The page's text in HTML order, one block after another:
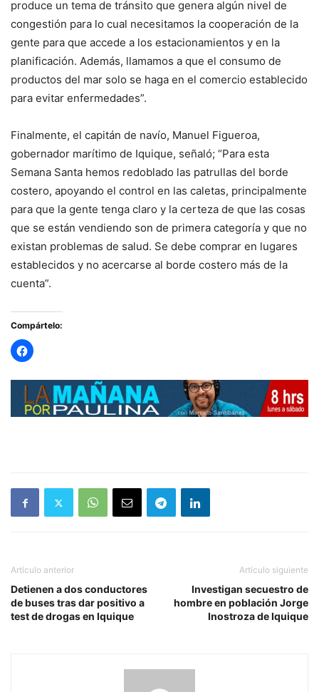
produce un tema de tránsito que genera algún nivel de
congestión para lo cual necesitamos la cooperación de la
gente para que accede a los estacionamientos y en la
planificación. Además, llamamos a que el consumo de
productos del mar solo se haga en el comercio establecido
para evitar enfermedades”.
Finalmente, el capitán de navío, Manuel Figueroa,
gobernador marítimo de Iquique, señaló; “Para esta
Semana Santa hemos redoblado las patrullas del borde
costero, apoyando el control en las caletas, principalmente
para que la gente tenga claro y la certeza de que las cosas
que se están vendiendo son de primera categoría y que no
existan problemas de salud. Se debe comprar en lugares
establecidos y no acercarse al borde costero más de la
cuenta”.
Compártelo:
Artículo anterior
Detienen a dos conductores
de buses tras dar positivo a
test de drogas en Iquique
Artículo siguiente
Investigan secuestro de
hombre en población Jorge
Inostroza de Iquique